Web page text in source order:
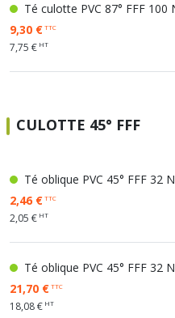
Té culotte PVC 87° FFF 100
9,30 €TTC
7,75 € HT
CULOTTE 45° FFF
Té oblique PVC 45° FFF 32
2,46 €TTC
2,05 € HT
Té oblique PVC 45° FFF 32
21,70 €TTC
18,08 € HT